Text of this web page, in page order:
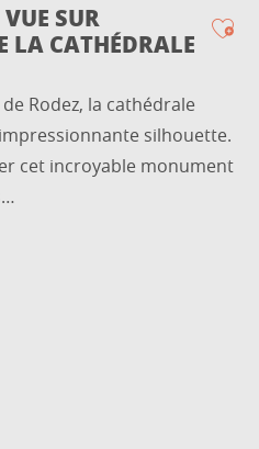
SUR
LA CATHÉDRALE
Rodez, la cathédrale
silhouette.
cet incroyable monument